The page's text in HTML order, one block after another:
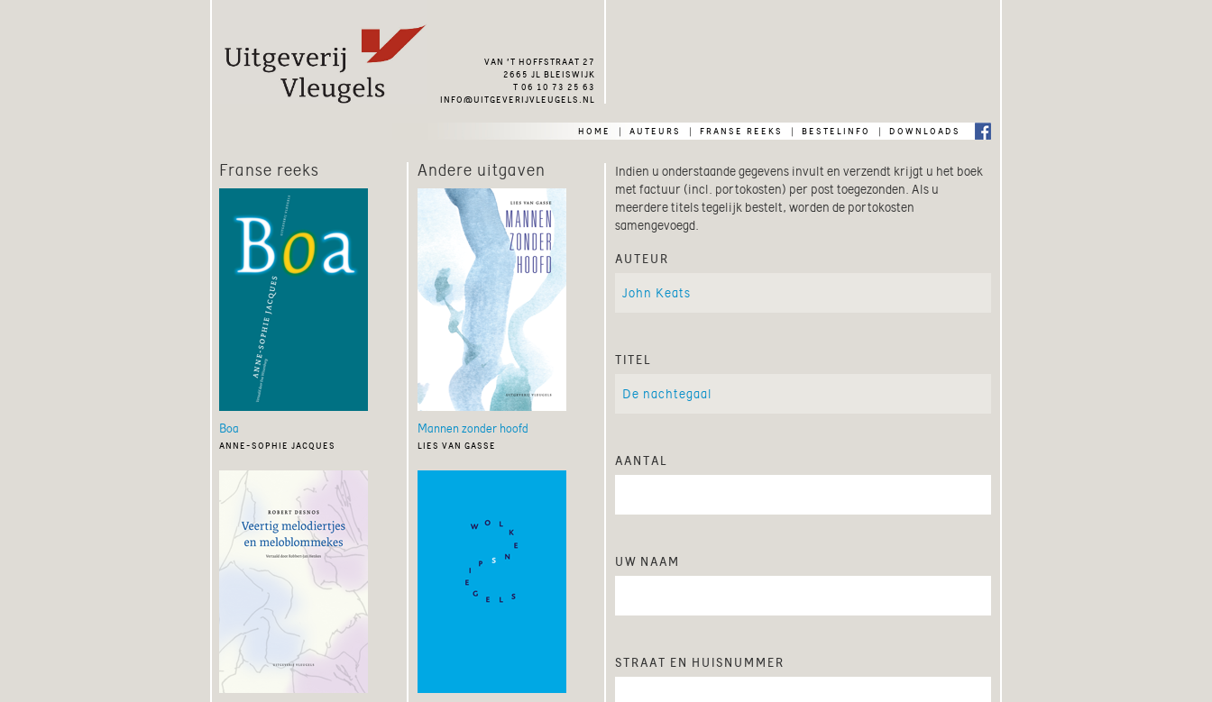
van ’t hoffstraat 27
2665 jl bleiswijk
t 06 10 73 25 63
info@uitgeverijvleugels.nl
home | auteurs | franse reeks | bestelinfo | downloads
Franse reeks
Boa
anne-sophie jacques
Andere uitgaven
Mannen zonder hoofd
lies van gasse
Indien u onderstaande gegevens invult en verzendt krijgt u het boek
met factuur (incl. portokosten) per post toegezonden. Als u
meerdere titels tegelijk bestelt, worden de portokosten
samengevoegd.
auteur
titel
aantal
uw naam
straat en huisnummer